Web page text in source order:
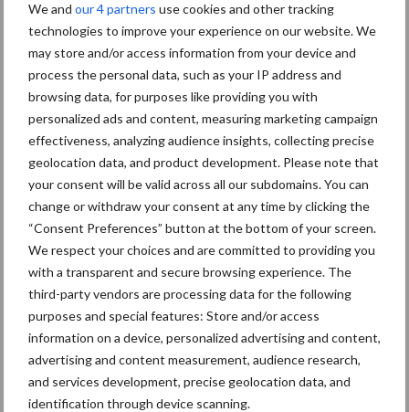
We and our 4 partners use cookies and other tracking
technologies to improve your experience on our website. We
may store and/or access information from your device and
process the personal data, such as your IP address and
browsing data, for purposes like providing you with
personalized ads and content, measuring marketing campaign
effectiveness, analyzing audience insights, collecting precise
geolocation data, and product development. Please note that
your consent will be valid across all our subdomains. You can
change or withdraw your consent at any time by clicking the
“Consent Preferences” button at the bottom of your screen.
We respect your choices and are committed to providing you
with a transparent and secure browsing experience. The
third-party vendors are processing data for the following
purposes and special features: Store and/or access
information on a device, personalized advertising and content,
advertising and content measurement, audience research,
and services development, precise geolocation data, and
identification through device scanning.
Primaire
Sidebar
Recent nieuws Partner nieuws
7 aug
Grondstoffenmarkt blijft grillig:
droogte en geopolitiek houden
Diergezondheid Bemesting Fokkerij
Mastitis Hittestress
Toon meer